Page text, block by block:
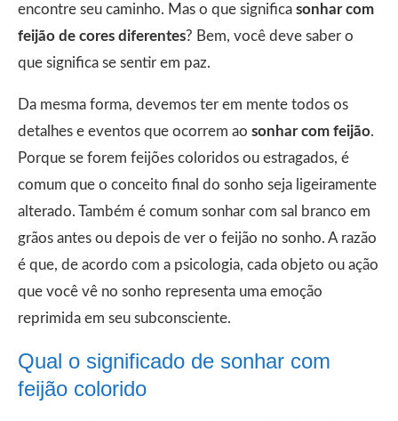
encontre seu caminho. Mas o que significa sonhar com
feijão de cores diferentes? Bem, você deve saber o
que significa se sentir em paz.
Da mesma forma, devemos ter em mente todos os
detalhes e eventos que ocorrem ao sonhar com feijão.
Porque se forem feijões coloridos ou estragados, é
comum que o conceito final do sonho seja ligeiramente
alterado. Também é comum sonhar com sal branco em
grãos antes ou depois de ver o feijão no sonho. A razão
é que, de acordo com a psicologia, cada objeto ou ação
que você vê no sonho representa uma emoção
reprimida em seu subconsciente.
Qual o significado de sonhar com
feijão colorido